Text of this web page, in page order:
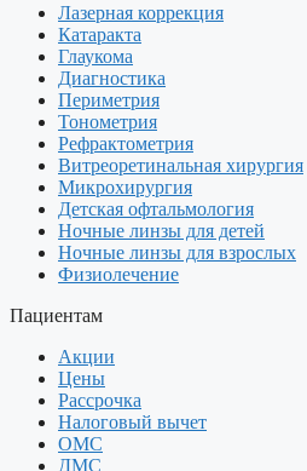
Лазерная коррекция
Катаракта
Глаукома
Диагностика
Периметрия
Тонометрия
Рефрактометрия
Витреоретинальная хирургия
Микрохирургия
Детская офтальмология
Ночные линзы для детей
Ночные линзы для взрослых
Физиолечение
Пациентам
Акции
Цены
Рассрочка
Налоговый вычет
ОМС
ДМС